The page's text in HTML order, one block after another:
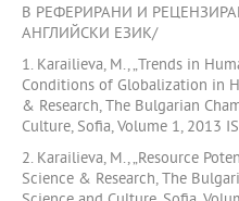
В РЕФЕРИРАНИ И
АНГЛИЙСКИ ЕЗИК/
1. Karailieva, М., „Trends in
Conditions of Globalization in
& Research, The Bulgarian
Culture, Sofia, Volume 1, 2013
2. Karailieva, М., „Resource
Science & Research, The